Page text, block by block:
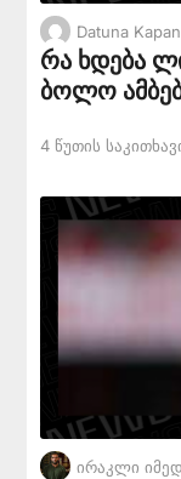
Datuna
რა ხდება
ბოლო
4 Წუთის
ირაკლი